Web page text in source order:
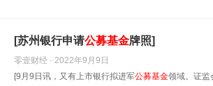
[苏州银行申请公募基金牌照]
零壹财经 · 2022年9月9日
[9月9日讯，又有上市银行拟进军公募基金领域。证监